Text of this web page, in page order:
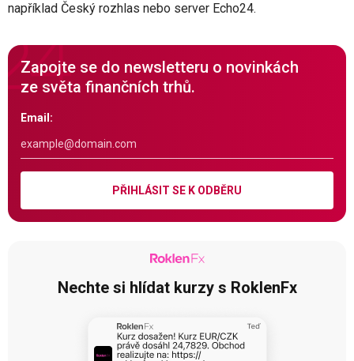
například Český rozhlas nebo server Echo24.
Zapojte se do newsletteru o novinkách
ze světa finančních trhů.
Email:
PŘIHLÁSIT SE K ODBĚRU
Nechte si hlídat kurzy s RoklenFx